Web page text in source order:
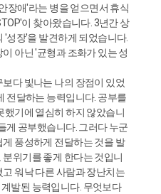
장애'라는 병을 얻으면서 휴식
이 찾아왔습니다. 3년간 상
'성장'을 발견하게 되었습니다.
아닌 '균형과 조화가 있는 성
다 빛나는 나의 장점이 있었
전달하는 능력입니다. 공부를
했기에 열심히 하지 않았습니
게 공부했습니다. 그러다 누군
풍성하게 전달하는 것을 발
위기를 좋게 한다는 것입니
워낙 다른 사람과 장난치는
발된 능력입니다. 무엇보다